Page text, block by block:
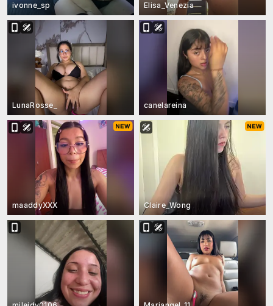
ivonne_sp Elisa_Venezia
LunaRosse_ canelareina
maaddyXXX Claire_Wong